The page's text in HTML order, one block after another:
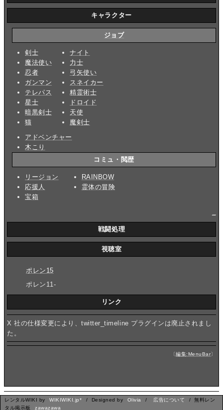
キャラクター
ジョブ
剣士
魔法使い
忍者
ガンマン
テレパス
星士
暗黒剣士
猫
ナイト
力士
弓矢使い
スネイカー
精霊術士
ドロイド
天使
魔剣士
アドベンチャー
木こり
コミュ・閲歴
リージョン
応援人
宝箱
RAINBOW
霊体の冒険
戦闘処理
視聴室
ポレン15
ポレン11-
リンク
X 社の仕様変更により、twitter_timeline プラグインは廃止されまし
た。
〔編集:MenuBar
レンタルWIKI by WIKIWIKI.jp* / Designed by Olivia / 広告について
/ 無料レン
タル掲示板
zawazawa